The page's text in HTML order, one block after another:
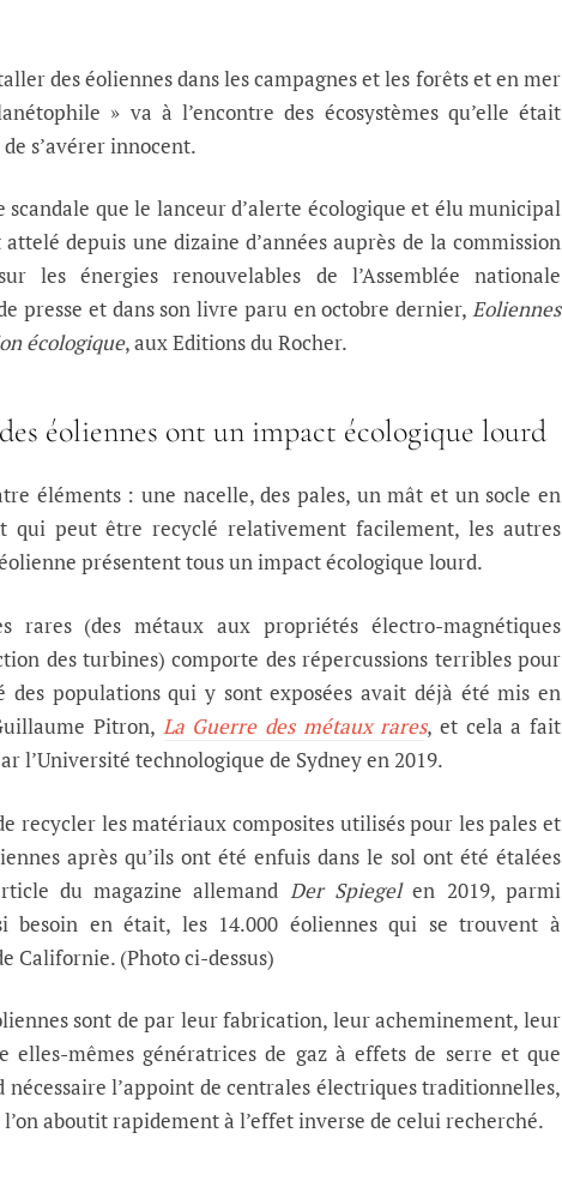
des éoliennes dans les campagnes et les forêts et en mer
» va à l’encontre des écosystèmes qu’elle était
s’avérer innocent.
scandale que le lanceur d’alerte écologique et élu municipal
attelé depuis une dizaine d’années auprès de la commission
les énergies renouvelables de l’Assemblée nationale
presse et dans son livre paru en octobre dernier, Eoliennes
écologique, aux Editions du Rocher.
éoliennes ont un impact écologique lourd
éléments : une nacelle, des pales, un mât et un socle en
qui peut être recyclé relativement facilement, les autres
présentent tous un impact écologique lourd.
rares (des métaux aux propriétés électro-magnétiques
des turbines) comporte des répercussions terribles pour
des populations qui y sont exposées avait déjà été mis en
Pitron, La Guerre des métaux rares, et cela a fait
l’Université technologique de Sydney en 2019.
recycler les matériaux composites utilisés pour les pales et
après qu’ils ont été enfuis dans le sol ont été étalées
du magazine allemand Der Spiegelen 2019, parmi
besoin en était, les 14.000 éoliennes qui se trouvent à
Californie. (Photo ci-dessus)
sont de par leur fabrication, leur acheminement, leur
elles-mêmes génératrices de gaz à effets de serre et que
l’appoint de centrales électriques traditionnelles,
aboutit rapidement à l’effet inverse de celui recherché.